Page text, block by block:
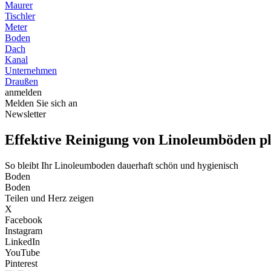
Maurer
Tischler
Meter
Boden
Dach
Kanal
Unternehmen
Draußen
anmelden
Melden Sie sich an
Newsletter
Effektive Reinigung von Linoleumböden
So bleibt Ihr Linoleumboden dauerhaft schön und hygienisch
Boden
Boden
Teilen und Herz zeigen
X
Facebook
Instagram
LinkedIn
YouTube
Pinterest